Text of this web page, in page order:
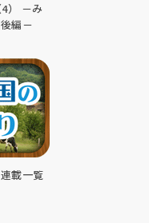
） －み
編－
載一覧